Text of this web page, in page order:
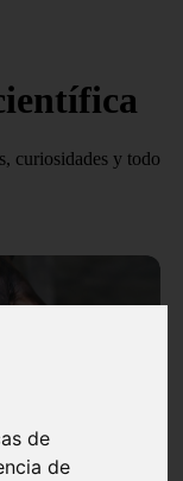
de
de
curiosidades y todo